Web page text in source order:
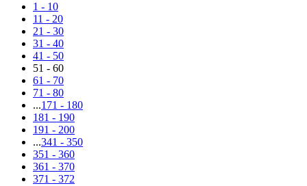
1 - 10
11 - 20
21 - 30
31 - 40
41 - 50
51 - 60
61 - 70
71 - 80
...171 - 180
181 - 190
191 - 200
...341 - 350
351 - 360
361 - 370
371 - 372